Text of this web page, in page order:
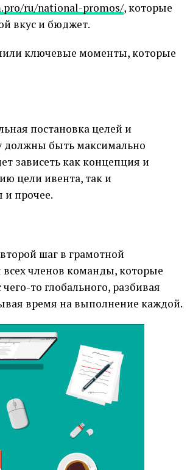
ru/national-promos/, которые
вкус и бюджет.
ключевые моменты, которые
постановка целей и
должны быть максимально
зависеть как концепция и
цели ивента, так и
и прочее.
шаг в грамотной
всех членов команды, которые
то глобального, разбивая
время на выполнение каждой.